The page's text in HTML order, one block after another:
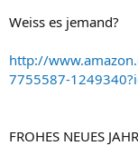
Weiss es jemand?
http://
7755587-
FROHES NEUES